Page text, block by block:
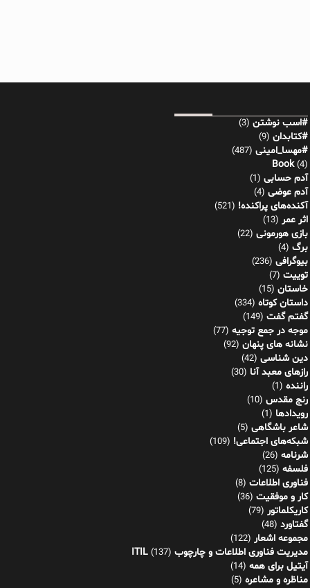
#اسب نوشتن (3)
#کتابدان (9)
#مهسا_امینی (487)
Book(4)
آدم حسابی (1)
آدم عوضی (4)
آکنده‌های پراکنده! (521)
اثر عمر (13)
بازی هورمونی (22)
برگ (4)
بیوگرافی (236)
توییت (7)
خاستان (15)
داستان کوتاه (334)
گفتم گفت (149)
موجه در جمع توجیه (77)
نشانه های پنهان (92)
دین شناسی (42)
رازهای معبد آنا (30)
راننده (1)
رنج مقدس (10)
رویدادها (1)
شاعر باشگاهی (5)
شبکه‌های اجتماعی! (109)
شرنامه (26)
فلسفه (125)
فناوری اطلاعات (8)
کار و موفقیت (36)
کاریکلماتور (79)
گفتاورد (48)
مجموعه اشعار (122)
مدیریت فناوری اطلاعات و چارچوب ITIL (137)
آیتیل برای همه (14)
مناظره و مشاعره (5)